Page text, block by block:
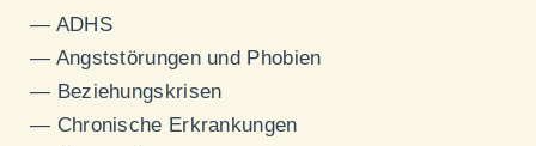
— ADHS
— Angststörungen und Phobien
— Beziehungskrisen
— Chronische Erkrankungen